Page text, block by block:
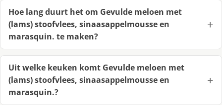
Hoe lang duurt het om Gevulde meloen met
(lams) stoofvlees, sinaasappelmousse en
marasquin. te maken?
Uit welke keuken komt Gevulde meloen met
(lams) stoofvlees, sinaasappelmousse en
marasquin.?